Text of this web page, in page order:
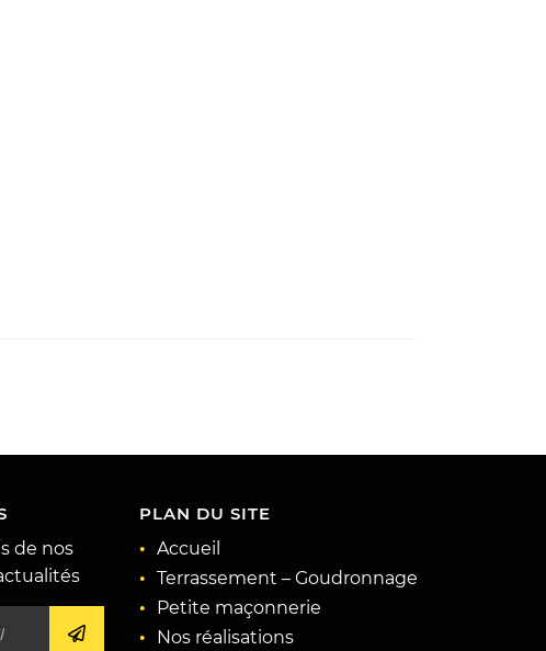
de nos
PLAN DU SITE
Accueil
Terrassement – Goudronnage
Petite maçonnerie
Nos réalisations